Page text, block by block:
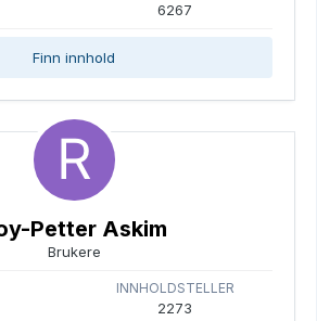
6267
Finn innhold
Petter Askim
Brukere
INNHOLDSTELLER
2273